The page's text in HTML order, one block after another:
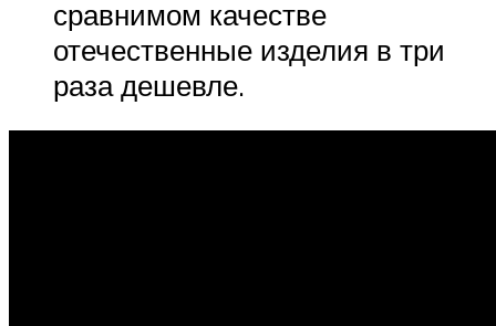
сравнимом качестве
отечественные изделия в три
раза дешевле.